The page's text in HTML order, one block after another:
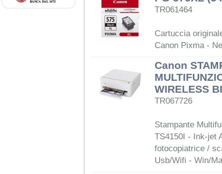
TR061464
Cartuccia
Canon Pixma -
Canon
WIRELESS
TR067726
Stampante
TS4150I - Ink-jet
fotocopiatrice /
Usb/Wifi - Win/